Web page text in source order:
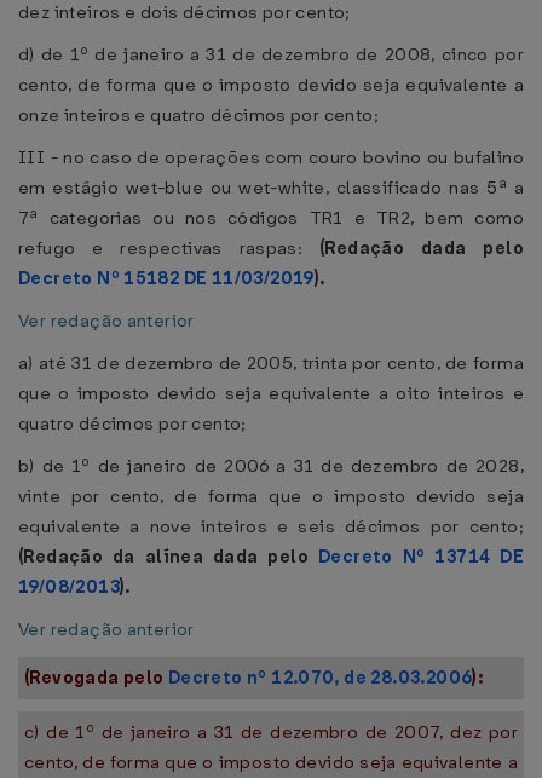
dez inteiros e dois décimos por cento;
d) de 1º de janeiro a 31 de dezembro de 2008, cinco por
cento, de forma que o imposto devido seja equivalente a
onze inteiros e quatro décimos por cento;
III - no caso de operações com couro bovino ou bufalino
em estágio wet-blue ou wet-white, classificado nas 5ª a
7ª categorias ou nos códigos TR1 e TR2, bem como
refugo e respectivas raspas: (Redação dada pelo
Decreto Nº 15182 DE 11/03/2019).
Ver redação anterior
a) até 31 de dezembro de 2005, trinta por cento, de forma
que o imposto devido seja equivalente a oito inteiros e
quatro décimos por cento;
b) de 1º de janeiro de 2006 a 31 de dezembro de 2028,
vinte por cento, de forma que o imposto devido seja
equivalente a nove inteiros e seis décimos por cento;
(Redação da alínea dada pelo Decreto Nº 13714 DE
19/08/2013).
Ver redação anterior
(Revogada pelo Decreto nº 12.070, de 28.03.2006):
c) de 1º de janeiro a 31 de dezembro de 2007, dez por
cento, de forma que o imposto devido seja equivalente a